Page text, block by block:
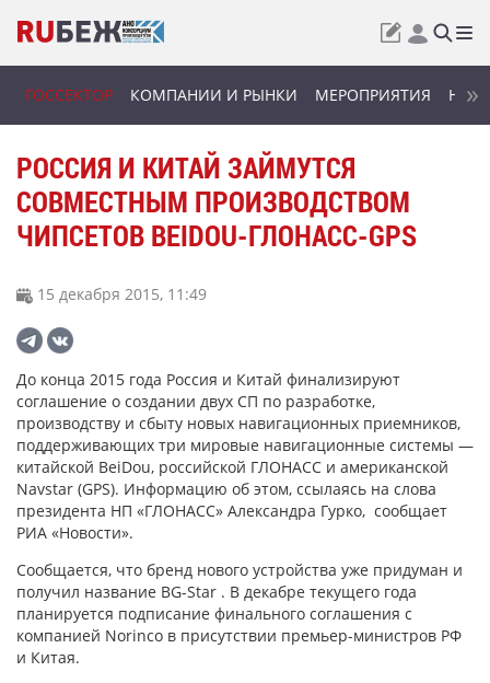
ГОССЕКТОР КОМПАНИИ И РЫНКИ МЕРОПРИЯТИЯ
РОССИЯ И КИТАЙ ЗАЙМУТСЯ
СОВМЕСТНЫМ ПРОИЗВОДСТВОМ
ЧИПСЕТОВ BEIDOU-ГЛОНАСС-GPS
15 декабря 2015, 11:49
До конца 2015 года Россия и Китай финализируют
соглашение о создании двух СП по разработке,
производству и сбыту новых навигационных приемников,
поддерживающих три мировые навигационные системы —
китайской BeiDou, российской ГЛОНАСС и американской
Navstar (GPS). Информацию об этом, ссылаясь на слова
президента НП «ГЛОНАСС» Александра Гурко, сообщает
РИА «Новости».
Сообщается, что бренд нового устройства уже придуман и
получил название BG-Star . В декабре текущего года
планируется подписание финального соглашения с
компанией Nоrinco в присутствии премьер-министров РФ
и Китая.